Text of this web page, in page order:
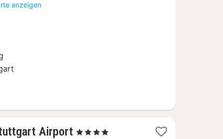
anzeigen
Airport 2
, 4 Sterne